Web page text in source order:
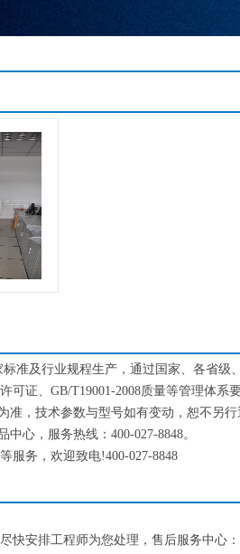
准及行业规程生产，通过国家、各省
可证、GB/T19001-2008质量等管理体系
，技术参数与型号如有变动，恕不另
心，服务热线：400-027-8848。
服务，欢迎致电!400-027-8848
快安排工程师为您处理，售后服务中心